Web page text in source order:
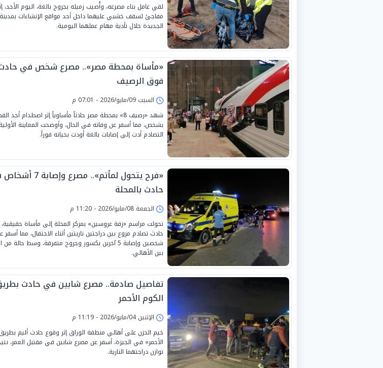
لقي عامل بناء مصرعه، وأُصيب زميله بجروح بالغة، اليوم
مفاجئ لسقف خشبي عليهما داخل أحد مواقع الإنشاءات
الجديدة خلال تأدية مهام عملهما اليومية.
«مأساة بمحطة مصر».. مصرع شخص في
فوق الرصيف
السبت 09/مايو/2026 - 07:01 م
شهد «رصيف 8» بمحطة مصر حادثاً مأساوياً إثر اصطدام أحد
بشخص، مما أسفر عن وفاته في الحال، وأوضحت المعاينة
التصادم أدت إلى إصابات بالغة أودت بحياته فوراً.
«فرح يتحول لمأتم».. مصرع
حادث بالمحلة
الجمعة 08/مايو/2026 - 11:20 م
تحولت مراسم «زفة عروسين» بمركز المحلة إلى مأساة حقيقية،
حادث تصادم مروع بين دراجتين ناريتين أثناء الاحتفال، مما
شخصين وإصابة 5 آخرين بكسور وجروح متفرقة، وسط حالة
بين الأهالي.
تفاصيل صادمة.. مصرع شابين في حادث
الكوم الأحمر
الإثنين 04/مايو/2026 - 11:19 م
خيم الحزن على أهالي منطقة الوراق إثر وقوع حادث أليم
الأحمر» في الجيزة، أسفر عن مصرع شابين في مقتبل العمر،
توازن دراجتهما النارية.